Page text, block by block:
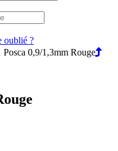
oublié ?
0,9/1,3mm Rouge